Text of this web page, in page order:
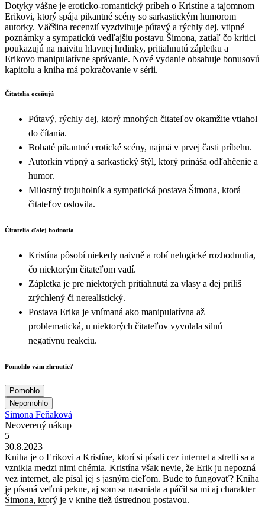
Dotyky vášne je eroticko-romantický príbeh o Kristíne a tajomnom
Erikovi, ktorý spája pikantné scény so sarkastickým humorom
autorky. Väčšina recenzií vyzdvihuje pútavý a rýchly dej, vtipné
poznámky a sympatickú vedľajšiu postavu Šimona, zatiaľ čo kritici
poukazujú na naivitu hlavnej hrdinky, pritiahnutú zápletku a
Erikovo manipulatívne správanie. Nové vydanie obsahuje bonusovú
kapitolu a kniha má pokračovanie v sérii.
Čitatelia oceňujú
Pútavý, rýchly dej, ktorý mnohých čitateľov okamžite vtiahol
do čítania.
Bohaté pikantné erotické scény, najmä v prvej časti príbehu.
Autorkin vtipný a sarkastický štýl, ktorý prináša odľahčenie a
humor.
Milostný trojuholník a sympatická postava Šimona, ktorá
čitateľov oslovila.
Čitatelia ďalej hodnotia
Kristína pôsobí niekedy naivně a robí nelogické rozhodnutia,
čo niektorým čitateľom vadí.
Zápletka je pre niektorých pritiahnutá za vlasy a dej príliš
zrýchlený či nerealistický.
Postava Erika je vnímaná ako manipulatívna až
problematická, u niektorých čitateľov vyvolala silnú
negatívnu reakciu.
Pomohlo vám zhrnutie?
Pomohlo
Nepomohlo
Simona Feňaková
Neoverený nákup
5
30.8.2023
Kniha je o Erikovi a Kristíne, ktorí si písali cez internet a stretli sa a
vznikla medzi nimi chémia. Kristína však nevie, že Erik ju nepozná
vez internet, ale písal jej s jasným cieľom. Bude to fungovať? Kniha
je písaná veľmi pekne, aj som sa nasmiala a páčil sa mi aj charakter
Šimona, ktorý je v knihe tiež ústrednou postavou.